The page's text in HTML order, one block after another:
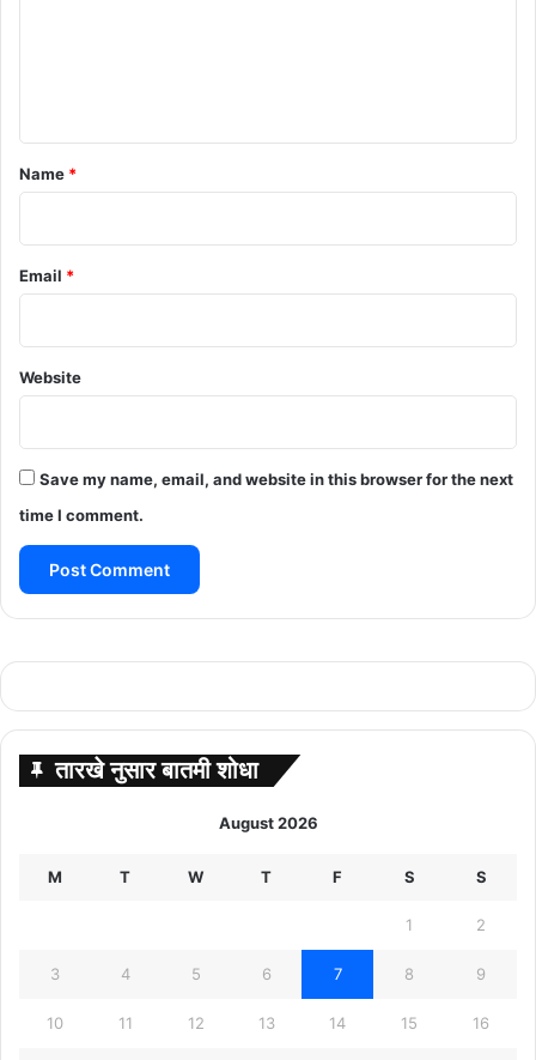
*
Name *
Email *
Website
Save my name, email, and website in this browser for the next
time I comment.
तारखे नुसार बातमी शोधा
August 2026
M T W T F S S
1 2
3 4 5 6 7 8 9
10 11 12 13 14 15 16